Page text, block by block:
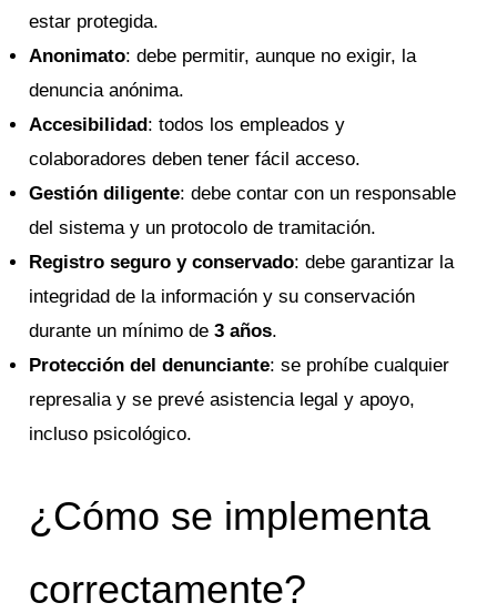
estar protegida.
Anonimato: debe permitir, aunque no exigir, la
denuncia anónima.
Accesibilidad: todos los empleados y
colaboradores deben tener fácil acceso.
Gestión diligente: debe contar con un responsable
del sistema y un protocolo de tramitación.
Registro seguro y conservado: debe garantizar la
integridad de la información y su conservación
durante un mínimo de3 años.
Protección del denunciante: se prohíbe cualquier
represalia y se prevé asistencia legal y apoyo,
incluso psicológico.
¿Cómo se implementa
correctamente?